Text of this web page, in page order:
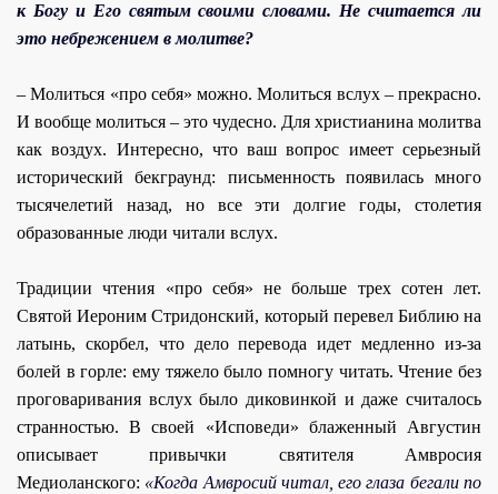
к Богу и Его святым своими словами. Не считается ли
это небрежением в молитве?
– Молиться «про себя» можно. Молиться вслух – прекрасно.
И вообще молиться – это чудесно. Для христианина молитва
как воздух. Интересно, что ваш вопрос имеет серьезный
исторический бекграунд: письменность появилась много
тысячелетий назад, но все эти долгие годы, столетия
образованные люди читали вслух.
Традиции чтения «про себя» не больше трех сотен лет.
Святой Иероним Стридонский, который перевел Библию на
латынь, скорбел, что дело перевода идет медленно из-за
болей в горле: ему тяжело было помногу читать. Чтение без
проговаривания вслух было диковинкой и даже считалось
странностью. В своей «Исповеди» блаженный Августин
описывает привычки святителя Амвросия
Медиоланского: «Когда Амвросий читал, его глаза бегали по